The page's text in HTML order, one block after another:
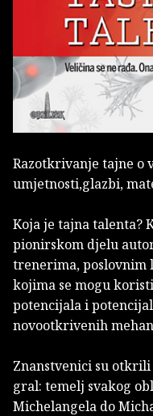
Razotkrivanje tajne o
umjetnosti,glazbi,
Koja je tajna talenta?
pionirskom djelu
trenerima, poslovnim
kojima se mogu
potencijala i
novootkrivenih
Znanstvenici su
gral: temelj svakog
Michelangela do